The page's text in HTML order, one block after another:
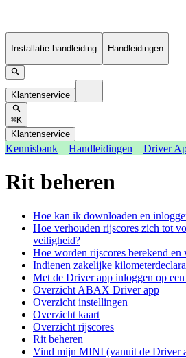
Installatie handleiding Handleidingen
Klantenservice
⌘K
Klantenservice
Kennisbank Handleidingen Driver
Rit beheren
Hoe kan ik downloaden en
Hoe verhouden rijscores zich tot
veiligheid?
Hoe worden rijscores berekend en
Indienen zakelijke
Met de Driver app inloggen op
Overzicht ABAX Driver app
Overzicht instellingen
Overzicht kaart
Overzicht rijscores
Rit beheren
Vind mijn MINI (vanuit de Driver